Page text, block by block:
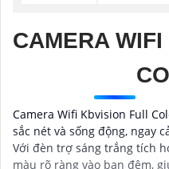
CAMERA
Camera Wifi Kbvision Full
sắc nét và sống động, ngay
Với đèn trợ sáng trắng tích
màu rõ ràng vào ban đêm,